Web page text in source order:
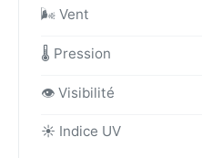
🌬️ Vent
🌡️ Pression
👁️ Visibilité
☀️ Indice UV